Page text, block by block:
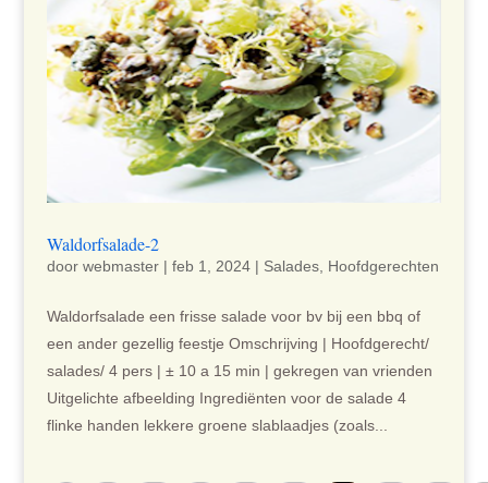
Waldorfsalade-2
door webmaster| feb 1, 2024| Salades, Hoofdgerechten
Waldorfsalade een frisse salade voor bv bij een bbq of
een ander gezellig feestje Omschrijving | Hoofdgerecht/
salades/ 4 pers | ± 10 a 15 min | gekregen van vrienden
Uitgelichte afbeelding Ingrediënten voor de salade 4
flinke handen lekkere groene slablaadjes (zoals...